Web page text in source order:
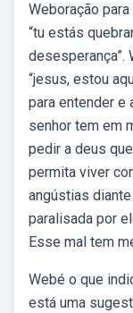
Weboração
“tu estás
desesperança”.
“jesus, estou
para entender e
senhor tem em
pedir a deus
permita viver
angústias
paralisada por
Esse mal tem
Webé o que
está uma